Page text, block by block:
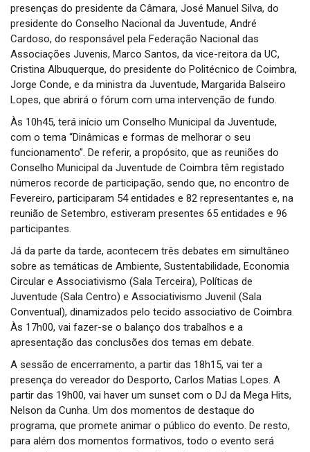
presenças do presidente da Câmara, José Manuel Silva, do
presidente do Conselho Nacional da Juventude, André
Cardoso, do responsável pela Federação Nacional das
Associações Juvenis, Marco Santos, da vice-reitora da UC,
Cristina Albuquerque, do presidente do Politécnico de Coimbra,
Jorge Conde, e da ministra da Juventude, Margarida Balseiro
Lopes, que abrirá o fórum com uma intervenção de fundo.
Às 10h45, terá início um Conselho Municipal da Juventude,
com o tema “Dinâmicas e formas de melhorar o seu
funcionamento”. De referir, a propósito, que as reuniões do
Conselho Municipal da Juventude de Coimbra têm registado
números recorde de participação, sendo que, no encontro de
Fevereiro, participaram 54 entidades e 82 representantes e, na
reunião de Setembro, estiveram presentes 65 entidades e 96
participantes.
Já da parte da tarde, acontecem três debates em simultâneo
sobre as temáticas de Ambiente, Sustentabilidade, Economia
Circular e Associativismo (Sala Terceira), Políticas de
Juventude (Sala Centro) e Associativismo Juvenil (Sala
Conventual), dinamizados pelo tecido associativo de Coimbra.
Às 17h00, vai fazer-se o balanço dos trabalhos e a
apresentação das conclusões dos temas em debate.
A sessão de encerramento, a partir das 18h15, vai ter a
presença do vereador do Desporto, Carlos Matias Lopes. A
partir das 19h00, vai haver um sunset com o DJ da Mega Hits,
Nelson da Cunha. Um dos momentos de destaque do
programa, que promete animar o público do evento. De resto,
para além dos momentos formativos, todo o evento será